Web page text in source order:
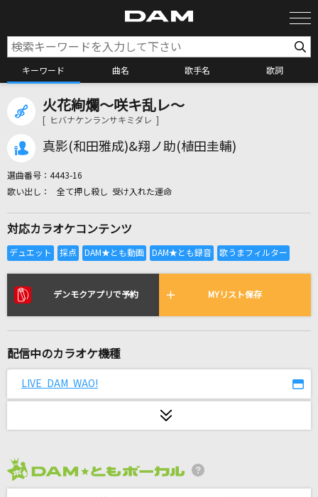
キーワード 曲名 歌手名 歌詞
カラオケ検索
カラオケ店舗検索
全国りれき
リアルタイムで歌われている曲の一覧
アイデン貞貞メルトダウン
桃源郷エイリアン
火花絢爛～咲キ乱レ～
[ ヒバナケンランサキミダレ ]
真影(和田雅成)&翔ノ助(植田圭輔)
選曲番号： 4443-16
全て押し殺し 受け入れた運命
対応カラオケコンテンツ
デンモクアプリで予約 MYリスト保存
配信中のカラオケ機種
LIVE DAM WAO!